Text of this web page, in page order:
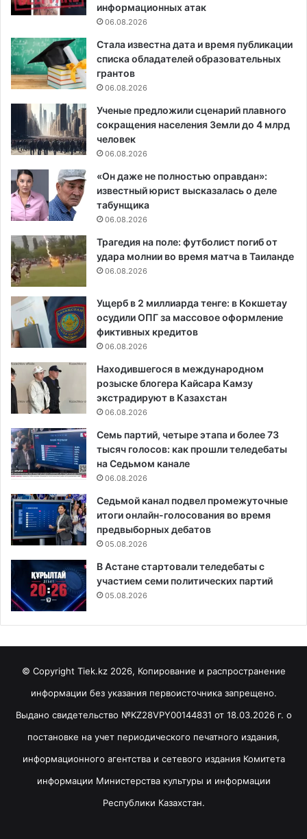
информационных атак
06.08.2026
Стала известна дата и время публикации
списка обладателей образовательных
грантов
06.08.2026
Ученые предложили сценарий плавного
сокращения населения Земли до 4 млрд
человек
06.08.2026
«Он даже не полностью оправдан»:
известный юрист высказалась о деле
табунщика
06.08.2026
Трагедия на поле: футболист погиб от
удара молнии во время матча в Таиланде
06.08.2026
Ущерб в 2 миллиарда тенге: в Кокшетау
осудили ОПГ за массовое оформление
фиктивных кредитов
06.08.2026
Находившегося в международном
розыске блогера Кайсара Камзу
экстрадируют в Казахстан
06.08.2026
Семь партий, четыре этапа и более 73
тысяч голосов: как прошли теледебаты
на Седьмом канале
06.08.2026
Седьмой канал подвел промежуточные
итоги онлайн-голосования во время
предвыборных дебатов
05.08.2026
В Астане стартовали теледебаты с
участием семи политических партий
05.08.2026
© Copyright Tiek.kz 2026, Копирование и распространение
информации без указания первоисточника запрещено.
Выдано свидетельство №KZ28VPY00144831 от 18.03.2026 г. о
постановке на учет периодического печатного издания,
информационного агентства и сетевого издания Комитета
информации Министерства культуры и информации
Республики Казахстан.